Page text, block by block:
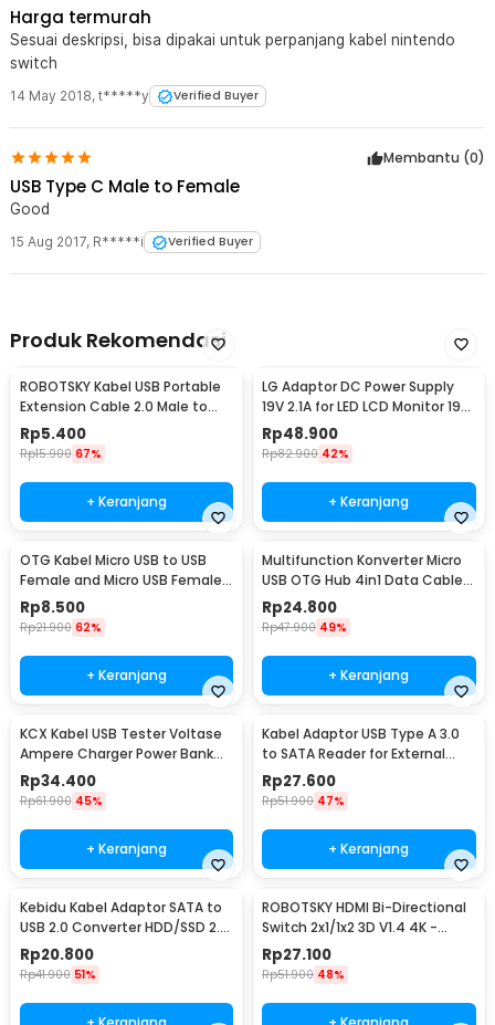
Harga termurah
Sesuai deskripsi, bisa dipakai untuk perpanjang kabel nintendo
switch
14 May 2018, t*****y Verified Buyer
Membantu (0)
USB Type C Male to Female
Good
15 Aug 2017, R*****i Verified Buyer
Produk Rekomendasi
ROBOTSKY Kabel USB Portable
Extension Cable 2.0 Male to
Female 29cm - A13
Rp5.400
Rp15.900 67%
+ Keranjang
LG Adaptor DC Power Supply
19V 2.1A for LED LCD Monitor 19V
2.1A 40W - ADS-40SI-19-3
Rp48.900
Rp82.900 42%
+ Keranjang
OTG Kabel Micro USB to USB
Female and Micro USB Female
18cm - A-UOY-02
Rp8.500
Rp21.900 62%
+ Keranjang
Multifunction Konverter Micro
USB OTG Hub 4in1 Data Cable
& Charge 3 Port - M3H4
Rp24.800
Rp47.900 49%
+ Keranjang
KCX Kabel USB Tester Voltase
Ampere Charger Power Bank
Voltmeter - KCX-017
Rp34.400
Rp61.900 45%
+ Keranjang
Kabel Adaptor USB Type A 3.0
to SATA Reader for External
HDD SSD - 4071-1097
Rp27.600
Rp51.900 47%
+ Keranjang
Kebidu Kabel Adaptor SATA to
USB 2.0 Converter HDD/SSD 2.5
Inch 30cm - CC017
Rp20.800
Rp41.900 51%
ROBOTSKY HDMI Bi-Directional
Switch 2x1/1x2 3D V1.4 4K -
ACDG0
Rp27.100
Rp51.900 48%